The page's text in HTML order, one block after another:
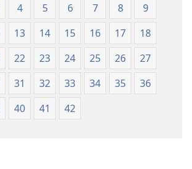
nga
Badbad
sang
Balaan
nga
Kasulatan
(2014 nga
Badbad
sang
Balaan
nga
Kasulatan
(2014 nga
Edisyon)
4 5 6 7 8
9
13 14 15 16 17
18
22 23 24 25 26
27
31 32 33 34 35
36
40 41 42